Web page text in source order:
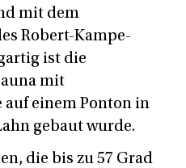
mit dem
Robert-Kampe-
ist die
mit
auf einem Ponton in
gebaut wurde.
die bis zu 57 Grad